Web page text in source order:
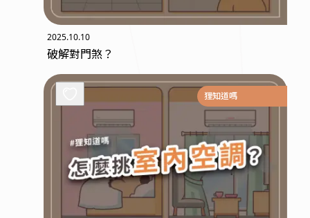
2025.10.10
破解對門煞？
狸知道嗎